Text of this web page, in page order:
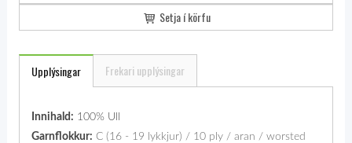
Setja í körfu
Upplýsingar Frekari upplýsingar
Innihald: 100% Ull
Garnflokkur: C (16 - 19 lykkjur) / 10 ply / aran / worsted